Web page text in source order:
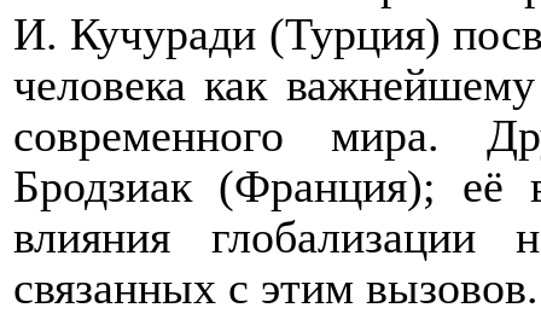
И. Кучуради (Турция)
человека как
современного мира.
Бродзиак (Франция); её
влияния глобализации
связанных с этим вызовов.